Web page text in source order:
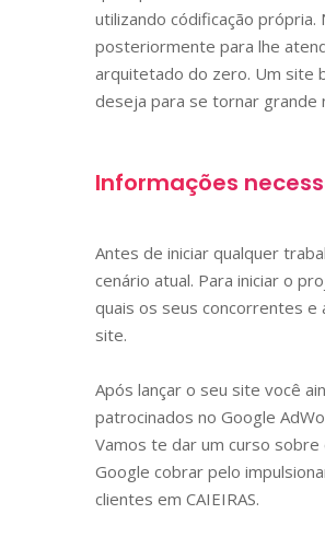
utilizando códificação
posteriormente para lhe
arquitetado do zero. Um site
deseja para se tornar grande
Informações
Antes de iniciar qualquer
cenário atual. Para iniciar o
quais os seus concorrentes e
site.
Após lançar o seu site você
patrocinados no Google
Vamos te dar um curso
Google cobrar pelo
clientes em CAIEIRAS.